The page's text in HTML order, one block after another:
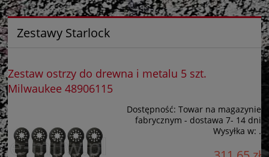
Zestawy Starlock
Zestaw ostrzy do drewna i metalu 5 szt.
Milwaukee 48906115
Dostępność: Towar na magazynie
fabrycznym - dostawa 7- 14 dni
Wysyłka w: .